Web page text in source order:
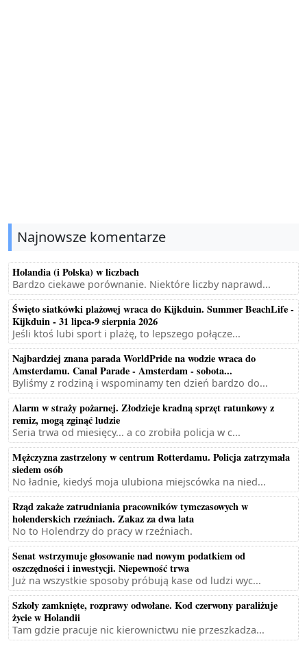
Najnowsze komentarze
Holandia (i Polska) w liczbach
Bardzo ciekawe porównanie. Niektóre liczby naprawd...
Święto siatkówki plażowej wraca do Kijkduin. Summer BeachLife -
Kijkduin - 31 lipca-9 sierpnia 2026
Jeśli ktoś lubi sport i plażę, to lepszego połącze...
Najbardziej znana parada WorldPride na wodzie wraca do
Amsterdamu. Canal Parade - Amsterdam - sobota...
Byliśmy z rodziną i wspominamy ten dzień bardzo do...
Alarm w straży pożarnej. Złodzieje kradną sprzęt ratunkowy z
remiz, mogą zginąć ludzie
Seria trwa od miesięcy... a co zrobiła policja w c...
Mężczyzna zastrzelony w centrum Rotterdamu. Policja zatrzymała
siedem osób
No ładnie, kiedyś moja ulubiona miejscówka na nied...
Rząd zakaże zatrudniania pracowników tymczasowych w
holenderskich rzeźniach. Zakaz za dwa lata
No to Holendrzy do pracy w rzeźniach.
Senat wstrzymuje głosowanie nad nowym podatkiem od
oszczędności i inwestycji. Niepewność trwa
Już na wszystkie sposoby próbują kase od ludzi wyc...
Szkoły zamknięte, rozprawy odwołane. Kod czerwony paraliżuje
życie w Holandii
Tam gdzie pracuje nic kierownictwu nie przeszkadza...